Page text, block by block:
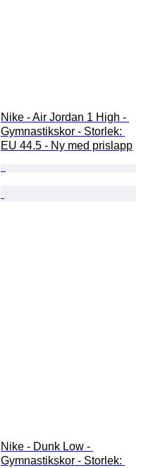
Nike - Air Jordan 1 High -
Gymnastikskor - Storlek:
EU 44.5 - Ny med prislapp
Nike - Dunk Low -
Gymnastikskor - Storlek: